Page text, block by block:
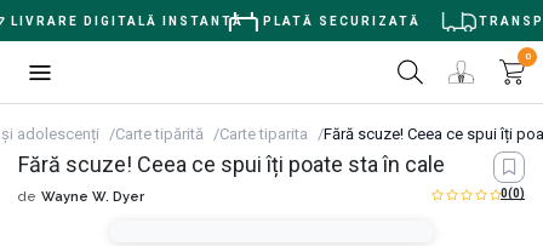
LIVRARE DIGITALĂ INSTANTĂ PLATĂ SECURIZATĂ
0
adolescenți Carte tipărită Carte tiparita Fără scuze! Ceea ce spui îți
Fără scuze! Ceea ce spui îți poate sta în cale
de Wayne W. Dyer 0(0)